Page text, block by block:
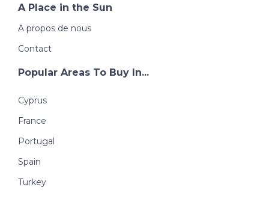
A Place in the Sun
A propos de nous
Contact
Popular Areas To Buy In...
Cyprus
France
Portugal
Spain
Turkey